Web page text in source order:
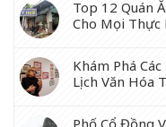
Top 12 Quán
Cho Mọi Thực
Khám Phá
Lịch Văn Hóa
Phố Cổ Đồng